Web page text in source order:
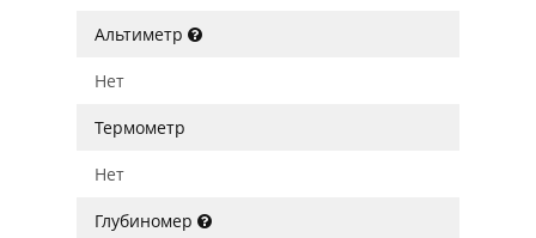
Альтиметр
Нет
Термометр
Нет
Глубиномер